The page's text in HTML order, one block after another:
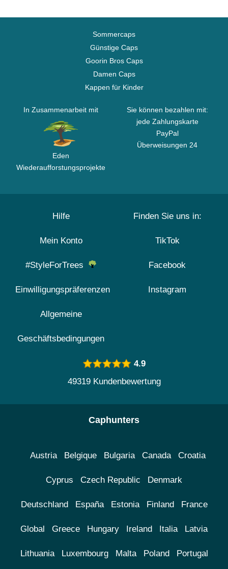
Sommercaps
Günstige Caps
Goorin Bros Caps
Damen Caps
Kappen für Kinder
In Zusammenarbeit mit
Eden
Wiederaufforstungsprojekte
Sie können bezahlen mit:
jede Zahlungskarte
PayPal
Überweisungen 24
Hilfe
Mein Konto
#StyleForTrees
Einwilligungspräferenzen
Allgemeine
Geschäftsbedingungen
Finden Sie uns in:
TikTok
Facebook
Instagram
4.9
49319 Kundenbewertung
Caphunters
Austria Belgique Bulgaria Canada Croatia
Cyprus Czech Republic Denmark
Deutschland España Estonia Finland France
Global Greece Hungary Ireland Italia Latvia
Lithuania Luxembourg Malta Poland Portugal